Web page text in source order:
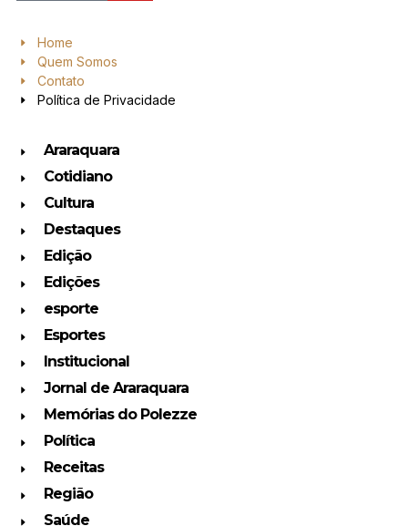
Home
Quem Somos
Contato
Política de Privacidade
Araraquara
Cotidiano
Cultura
Destaques
Edição
Edições
esporte
Esportes
Institucional
Jornal de Araraquara
Memórias do Polezze
Política
Receitas
Região
Saúde